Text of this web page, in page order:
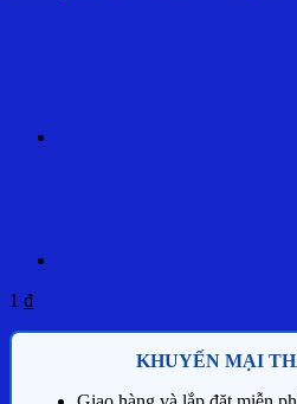
1 ₫
KHUYẾN MẠI